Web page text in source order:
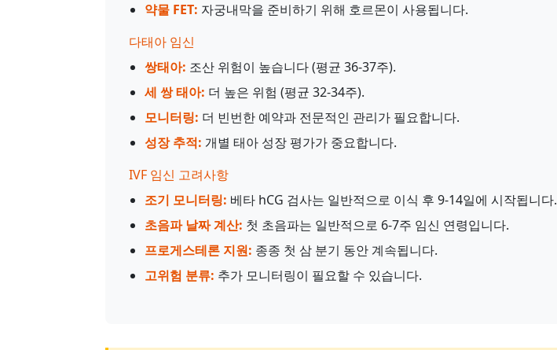
약물 FET: 자궁내막을 준비하기 위해 호르몬이 사용됩니다.
다태아 임신
쌍태아: 조산 위험이 높습니다 (평균 36-37주).
세 쌍 태아: 더 높은 위험 (평균 32-34주).
모니터링: 더 빈번한 예약과 전문적인 관리가 필요합니다.
성장 추적: 개별 태아 성장 평가가 중요합니다.
IVF 임신 고려사항
조기 모니터링: 베타 hCG 검사는 일반적으로 이식 후 9-14일에 시작됩니다.
초음파 날짜 계산: 첫 초음파는 일반적으로 6-7주 임신 연령입니다.
프로게스테론 지원: 종종 첫 삼 분기 동안 계속됩니다.
고위험 분류: 추가 모니터링이 필요할 수 있습니다.